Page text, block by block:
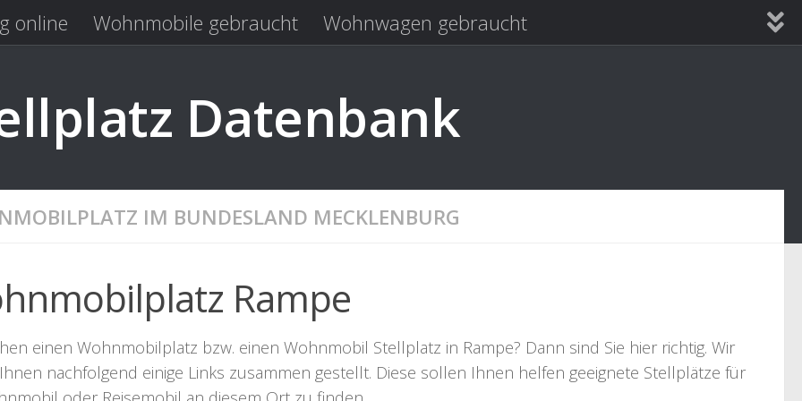
online Wohnmobile gebraucht
Wohnwagen gebraucht
Datenbank
IM BUNDESLAND MECKLENBURG
Rampe
einen Wohnmobilplatz bzw. einen Wohnmobil Stellplatz in Rampe? Dann sind Sie hier richtig. Wir
nachfolgend einige Links zusammen gestellt. Diese sollen Ihnen helfen geeignete Stellplätze für